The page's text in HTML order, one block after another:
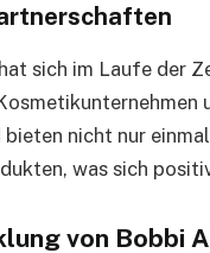
sich im Laufe der
nicht nur
was sich
von Bobbi